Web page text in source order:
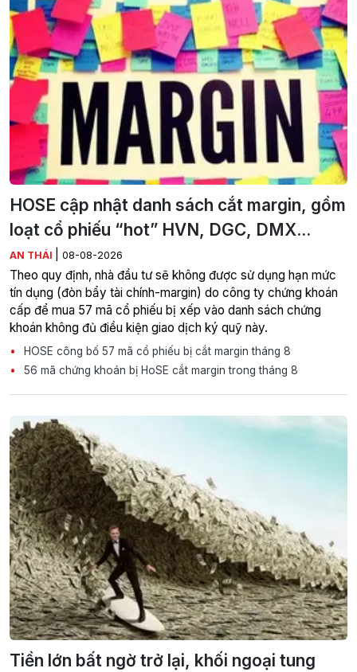
HOSE cập nhật danh sách cắt margin, gồm
loạt cổ phiếu “hot” HVN, DGC, DMX...
AN THÁI 08-08-2026
Theo quy định, nhà đầu tư sẽ không được sử dụng hạn mức
tín dụng (đòn bẩy tài chính-margin) do công ty chứng khoán
cấp để mua 57 mã cổ phiếu bị xếp vào danh sách chứng
khoán không đủ điều kiện giao dịch ký quỹ này.
HOSE công bố 57 mã cổ phiếu bị cắt margin tháng 8
56 mã chứng khoán bị HoSE cắt margin trong tháng 8
Tiền lớn bất ngờ trở lại, khối ngoại tung